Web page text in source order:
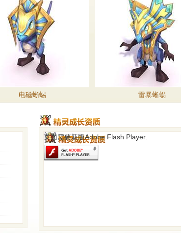
电磁蜥蜴 雷暴蜥蜴
页面需要新版Adobe Flash Player.